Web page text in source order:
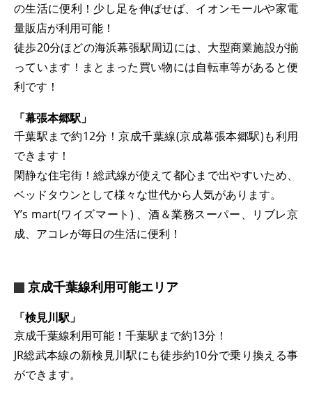
の生活に便利！少し足を伸ばせば、イオンモールや家電
量販店が利用可能！
徒歩20分ほどの海浜幕張駅周辺には、大型商業施設が揃
っています！まとまった買い物には自転車等があると便
利です！
「幕張本郷駅」
千葉駅まで約12分！京成千葉線(京成幕張本郷駅)も利用
できます！
閑静な住宅街！総武線が使えて都心まで出やすいため、
ベッドタウンとして様々な世代から人気があります。
Y’s mart(ワイズマート) 、酒＆業務スーパー、リブレ京
成、アコレが毎日の生活に便利！
京成千葉線利用可能エリア
「検見川駅」
京成千葉線利用可能！千葉駅まで約13分！
JR総武本線の新検見川駅にも徒歩約10分で乗り換える事
ができます。